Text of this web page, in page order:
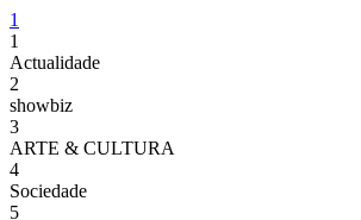
1
1
Actualidade
2
showbiz
3
ARTE & CULTURA
4
Sociedade
5